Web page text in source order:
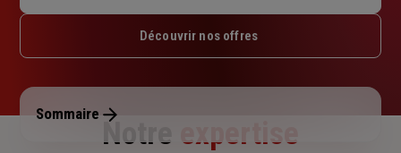
Jeudi : 09h – 12h15 / 13h45 – 17h45
Dimanche : Fermé
Découvrir nos offres
Sommaire
Notre expertise